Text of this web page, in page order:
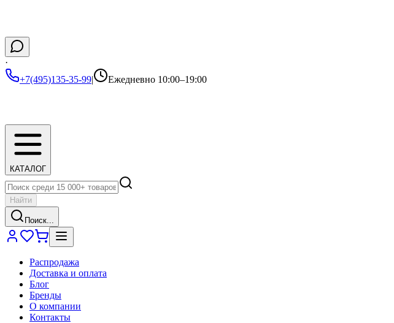
·
+7(495)135-35-99| Ежедневно 10:00–19:00
КАТАЛОГ
Найти
Поиск...
Распродажа
Доставка и оплата
Блог
Бренды
О компании
Контакты